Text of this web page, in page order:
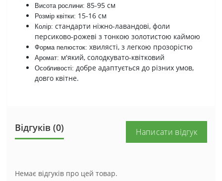
Висота рослини: 85-95 см
Розмір квітки: 15-16 см
Колір: стандарти ніжно-лавандові, фоли
персиково-рожеві з тонкою золотистою каймою
Форма пелюсток: хвилясті, з легкою прозорістю
Аромат: м'який, солодкувато-квітковий
Особливості: добре адаптується до різних умов,
довго квітне.
Відгуків (0) Написати відгук
Немає відгуків про цей товар.